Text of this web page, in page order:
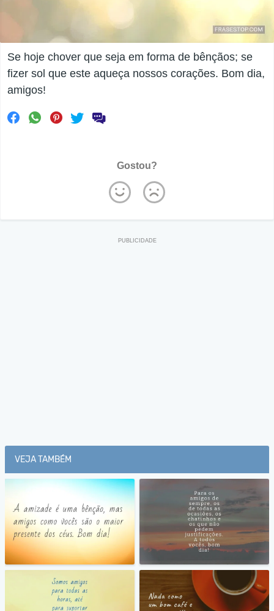
Se hoje chover que seja em forma de bênçãos; se
fizer sol que este aqueça nossos corações. Bom dia,
amigos!
Gostou?
VEJA TAMBÉM